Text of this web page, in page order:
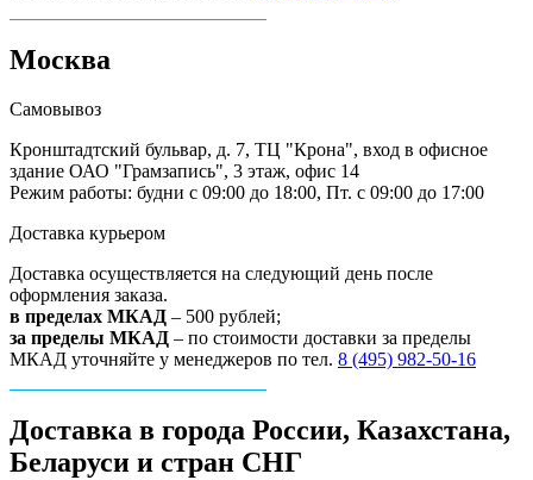
Москва
Самовывоз
Кронштадтский бульвар, д. 7, ТЦ "Крона", вход в офисное
здание ОАО "Грамзапись", 3 этаж, офис 14
Режим работы: будни с 09:00 до 18:00, Пт. с 09:00 до 17:00
Доставка курьером
Доставка осуществляется на следующий день после
оформления заказа.
в пределах МКАД – 500 рублей;
за пределы МКАД – по стоимости доставки за пределы
МКАД уточняйте у менеджеров по тел. 8 (495) 982-50-16
Доставка в города России, Казахстана,
Беларуси и стран СНГ